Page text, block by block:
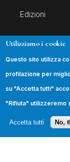
Edizioni
Contatti
Trasparenza
Utilizziamo i cookie
Questo sito utilizza
profilazione per
su "Accetta tutti"
"Rifiuta" utilizzeremo
Accetta tutti No,